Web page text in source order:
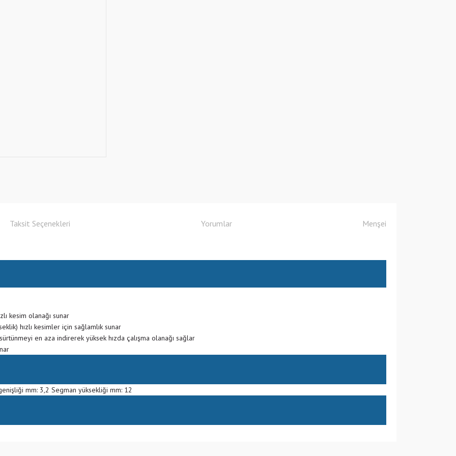
Taksit Seçenekleri Yorumlar Menşei
kesim olanağı sunar
hızlı kesimler için sağlamlık sunar
en aza indirerek yüksek hızda çalışma olanağı sağlar
mm: 3,2 Segman yüksekliği mm: 12